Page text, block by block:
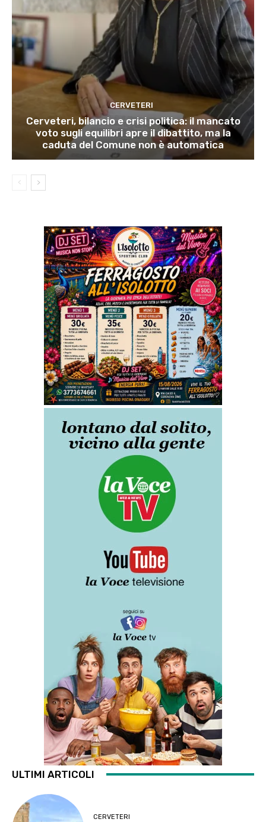
CERVETERI
Cerveteri, bilancio e crisi politica: il mancato
voto sugli equilibri apre il dibattito, ma la
caduta del Comune non è automatica
ULTIMI ARTICOLI
CERVETERI